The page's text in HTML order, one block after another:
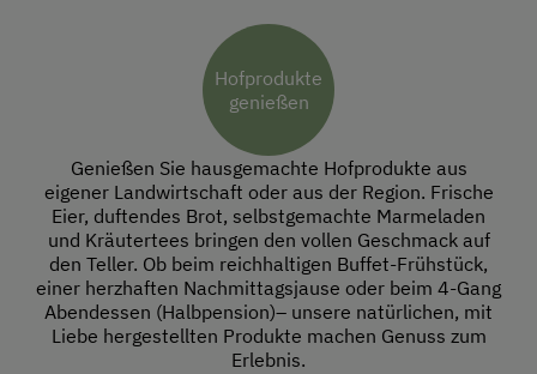
Hofprodukte
genießen
Genießen Sie hausgemachte Hofprodukte aus
eigener Landwirtschaft oder aus der Region. Frische
Eier, duftendes Brot, selbstgemachte Marmeladen
und Kräutertees bringen den vollen Geschmack auf
den Teller. Ob beim reichhaltigen Buffet-Frühstück,
einer herzhaften Nachmittagsjause oder beim 4-Gang
Abendessen (Halbpension)– unsere natürlichen, mit
Liebe hergestellten Produkte machen Genuss zum
Erlebnis.